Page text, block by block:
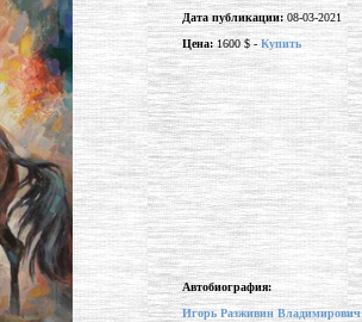
Дата публикации:08-03-2021
Цена:1600 $ -Купить
Автобиография:
Игорь Разживин Владимирович